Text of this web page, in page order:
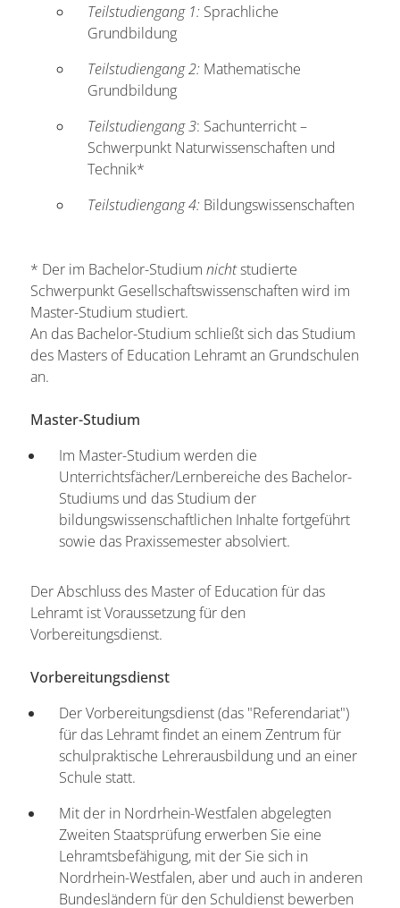
Teilstudiengang 1: Sprachliche
Grundbildung
Teilstudiengang 2: Mathematische
Grundbildung
Teilstudiengang 3: Sachunterricht –
Schwerpunkt Naturwissenschaften und
Technik*
Teilstudiengang 4: Bildungswissenschaften
* Der im Bachelor-Studium nichtstudierte
Schwerpunkt Gesellschaftswissenschaften wird im
Master-Studium studiert.
An das Bachelor-Studium schließt sich das Studium
des Masters of Education Lehramt an Grundschulen
an.
Master-Studium
Im Master-Studium werden die
Unterrichtsfächer/Lernbereiche des Bachelor-
Studiums und das Studium der
bildungswissenschaftlichen Inhalte fortgeführt
sowie das Praxissemester absolviert.
Der Abschluss des Master of Education für das
Lehramt ist Voraussetzung für den
Vorbereitungsdienst.
Vorbereitungsdienst
Der Vorbereitungsdienst (das "Referendariat")
für das Lehramt findet an einem Zentrum für
schulpraktische Lehrerausbildung und an einer
Schule statt.
Mit der in Nordrhein-Westfalen abgelegten
Zweiten Staatsprüfung erwerben Sie eine
Lehramtsbefähigung, mit der Sie sich in
Nordrhein-Westfalen, aber und auch in anderen
Bundesländern für den Schuldienst bewerben